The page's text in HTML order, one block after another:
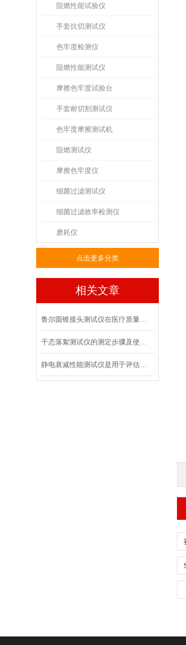
阻燃性能试验仪
手套抗切测试仪
色牢度检测仪
阻燃性能测试仪
摩擦色牢度试验台
手套耐切割测试仪
色牢度摩擦测试机
阻燃测试仪
摩擦色牢度仪
细菌过滤测试仪
细菌过滤效率检测仪
磨耗仪
点击更多分类
相关文章